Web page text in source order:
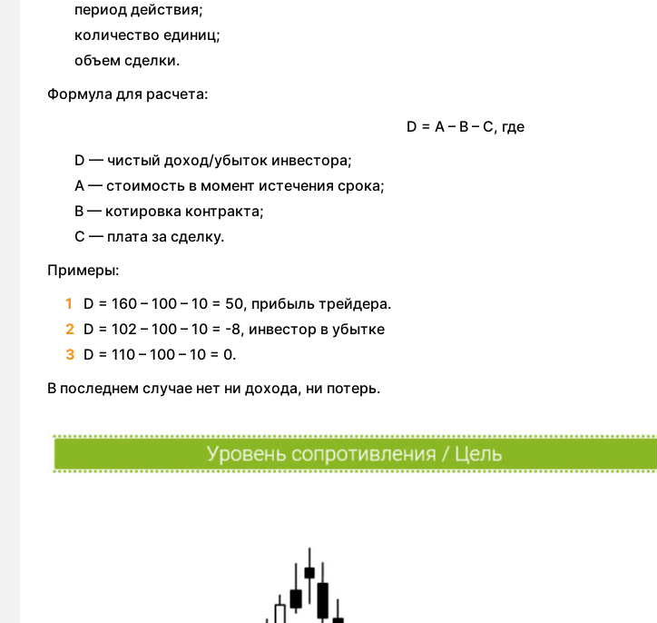
период действия;
количество единиц;
объем сделки.
Формула для расчета:
D = A – B – C, где
D — чистый доход/убыток инвестора;
A — стоимость в момент истечения срока;
B — котировка контракта;
C — плата за сделку.
Примеры:
D = 160 – 100 – 10 = 50, прибыль трейдера.
D = 102 – 100 – 10 = -8, инвестор в убытке
D = 110 – 100 – 10 = 0.
В последнем случае нет ни дохода, ни потерь.